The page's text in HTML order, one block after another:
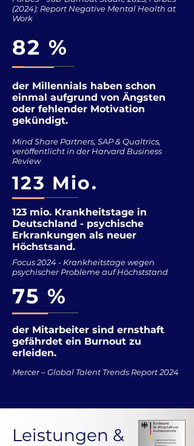
(2024): Report Negative Mental Health at
Work
82 %
der Millennials haben schon
einmal aufgrund von Ängsten
oder fehlender Motivation
gekündigt.
Mind Share Partners, SAP & Qualtrics,
veröffentlicht in der Harvard Business
Review
123 Mio.
123 mio. Krankheitstage in
Deutschland - psychische
Erkrankungen als neuer
Höchstsand.
Focus 2024 - Krankheitstage wegen
psychischer Probleme auf Höchststand
75 %
der Mitarbeiter sind ernsthaft
gefährdet ein Burnout zu
erleiden.
Mercer – Global Talent Trends Report 2024
Leistungen &